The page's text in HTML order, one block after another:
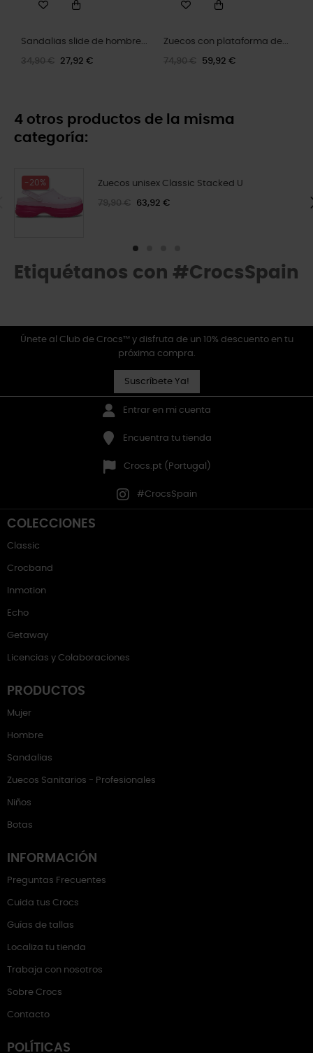
Sandalias slide de hombre...
34,90 € 27,92 €
Zuecos con plataforma de...
74,90 € 59,92 €
4 otros productos de la misma
categoría:
-20% Zuecos unisex Classic Stacked U
79,90 € 63,92 €
Etiquétanos con #CrocsSpain
Únete al Club de Crocs™ y disfruta de un 10% descuento en tu
próxima compra.
Suscríbete Ya!
Entrar en mi cuenta
Encuentra tu tienda
Crocs.pt (Portugal)
#CrocsSpain
COLECCIONES
Classic
Crocband
Inmotion
Echo
Getaway
Licencias y Colaboraciones
PRODUCTOS
Mujer
Hombre
Sandalias
Zuecos Sanitarios - Profesionales
Niños
Botas
INFORMACIÓN
Preguntas Frecuentes
Cuida tus Crocs
Guías de tallas
Localiza tu tienda
Trabaja con nosotros
Sobre Crocs
Contacto
POLÍTICAS